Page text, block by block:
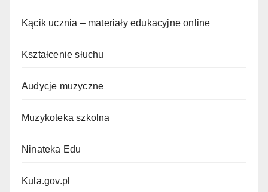
Kącik ucznia – materiały edukacyjne online
Kształcenie słuchu
Audycje muzyczne
Muzykoteka szkolna
Ninateka Edu
Kula.gov.pl